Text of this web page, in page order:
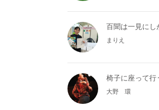
百聞は一見にし
まりえ
椅子に座って行
大野 環